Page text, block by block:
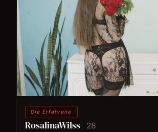
Die Erfahrene
RosalinaWilss 28